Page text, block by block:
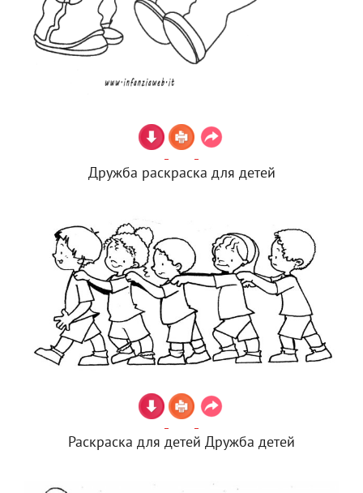
Дружба раскраска для детей
Раскраска для детей Дружба детей